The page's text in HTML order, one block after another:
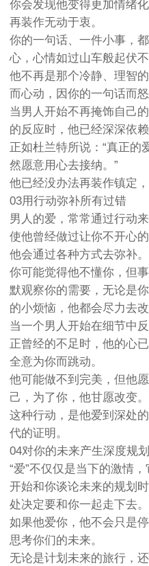
你会发现他变得更加情绪
再装作无动于衷。
你的一句话、一件小事，
心，心情如过山车般起伏不
他不再是那个冷静、理智
而心动，因你的一句话而怒
当男人开始不再掩饰自己
的反应时，他已经深深依
正如杜兰特所说：“真正的
然愿意用心去接纳。”
他已经没办法再装作镇定
03用行动弥补所有过错
男人的爱，常常通过行动
使他曾经做过让你不开心
他会通过各种方式去弥补。
你可能觉得他不懂你，但
默观察你的需要，无论是
的小烦恼，他都会尽力去改
当一个男人开始在细节中
正曾经的不足时，他的心
全意为你而跳动。
他可能做不到完美，但他
己，为了你，他甘愿改变。
这种行动，是他爱到深处
代的证明。
04对你的未来产生深度规划
“爱”不仅仅是当下的激情
开始和你谈论未来的规划
处决定要和你一起走下去。
如果他爱你，他不会只是
思考你们的未来。
无论是计划未来的旅行，